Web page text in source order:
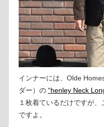
インナーには、Olde
ダー）の “henley Neck
１枚着ているだけですが
ですよ。